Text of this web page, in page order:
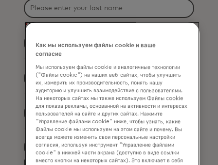
*Business Email Address
Organization Name
Country
Filtering
Yes, I would like to receive future
Как мы используем файлы cookie и ваше
согласие
Мы используем файлы cookie и аналогичные технологии
("Файлы cookie") на наших веб-сайтах, чтобы улучшить
их, измерить их производительность, понять нашу
аудиторию и улучшить взаимодействие с пользователями.
На некоторых сайтах мы также используем Файлы cookie
для показа рекламы, основанной на активности и интересах
пользователей на сайте и других сайтах. Нажмите
"Управление файлами cookie" ниже, чтобы узнать, какие
Файлы cookie мы используем на этом сайте и почему. Вы
всегда можете изменить свои персональные настройки
согласия, используя инструмент "Управление файлами
cookie" в нижней части экрана (доступно в виде ссылки
вместо кнопки на некоторых сайтах). Это включает в себя